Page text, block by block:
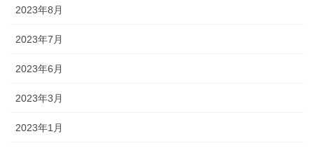
2023年8月
2023年7月
2023年6月
2023年3月
2023年1月